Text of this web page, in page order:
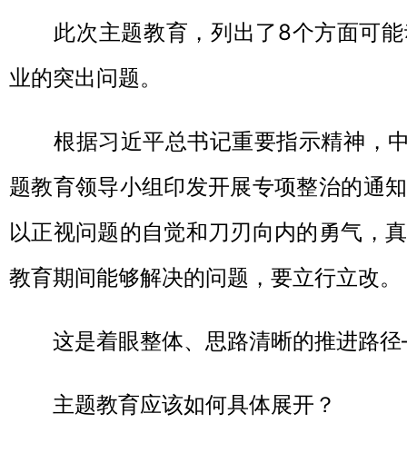
此次主题教育，列出了8个方面可能
业的突出问题。
根据习近平总书记重要指示精神，中
题教育领导小组印发开展专项整治的通
以正视问题的自觉和刀刃向内的勇气，
教育期间能够解决的问题，要立行立改。
这是着眼整体、思路清晰的推进路
主题教育应该如何具体展开？